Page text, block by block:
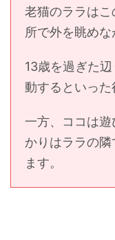
老猫のララは
所で外を眺めな
13歳を過ぎた
動するといった
一方、ココは
かりはララの
ます。